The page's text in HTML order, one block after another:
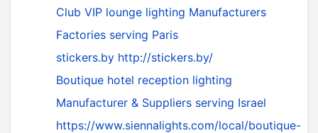
Club VIP lounge lighting Manufacturers
Factories serving Paris
stickers.by http://stickers.by/
Boutique hotel reception lighting
Manufacturer & Suppliers serving Israel
https://www.siennalights.com/local/boutique-